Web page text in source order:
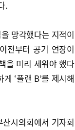
.
망각했다는 지적이
전부터 공기 연장이
을 미리 세워야 했다
‘플랜 B’를 제시해
시의회에서 기자회